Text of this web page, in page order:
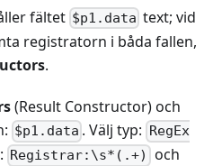
fältet $p1.data text; vid
registratorn i båda fallen,
.
(Result Constructor) och
$p1.data . Välj typ:
RegEx
Registrar:\s*(.+) och